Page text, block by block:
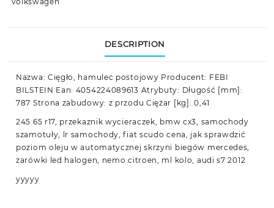
DESCRIPTION
Nazwa: Cięgło, hamulec postojowy Producent: FEBI
BILSTEIN Ean: 4054224089613 Atrybuty: Długość [mm]:
787 Strona zabudowy: z przodu Ciężar [kg]: 0,41
245 65 r17, przekaznik wycieraczek, bmw cx3, samochody
szamotuły, lr samochody, fiat scudo cena, jak sprawdzić
poziom oleju w automatycznej skrzyni biegów mercedes,
żarówki led halogen, nemo citroen, ml kolo, audi s7 2012
yyyyy